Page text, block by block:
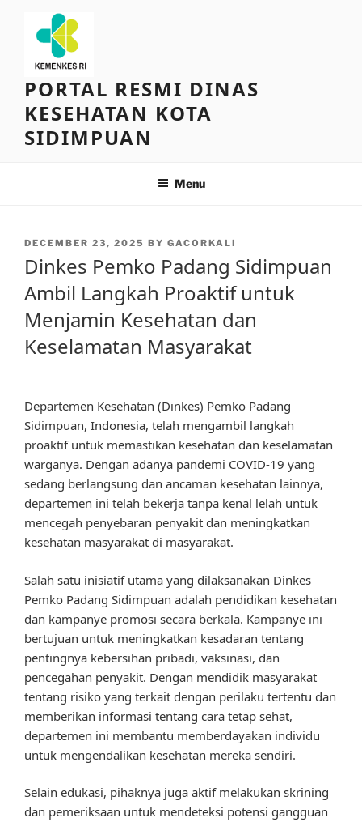
content
PORTAL RESMI DINAS
KESEHATAN KOTA
SIDIMPUAN
Menu
POSTED
DECEMBER 23, 2025 BY GACORKALI
Dinkes Pemko Padang Sidimpuan
Ambil Langkah Proaktif untuk
Menjamin Kesehatan dan
Keselamatan Masyarakat
Departemen Kesehatan (Dinkes) Pemko Padang
Sidimpuan, Indonesia, telah mengambil langkah
proaktif untuk memastikan kesehatan dan keselamatan
warganya. Dengan adanya pandemi COVID-19 yang
sedang berlangsung dan ancaman kesehatan lainnya,
departemen ini telah bekerja tanpa kenal lelah untuk
mencegah penyebaran penyakit dan meningkatkan
kesehatan masyarakat di masyarakat.
Salah satu inisiatif utama yang dilaksanakan Dinkes
Pemko Padang Sidimpuan adalah pendidikan kesehatan
dan kampanye promosi secara berkala. Kampanye ini
bertujuan untuk meningkatkan kesadaran tentang
pentingnya kebersihan pribadi, vaksinasi, dan
pencegahan penyakit. Dengan mendidik masyarakat
tentang risiko yang terkait dengan perilaku tertentu dan
memberikan informasi tentang cara tetap sehat,
departemen ini membantu memberdayakan individu
untuk mengendalikan kesehatan mereka sendiri.
Selain edukasi, pihaknya juga aktif melakukan skrining
dan pemeriksaan untuk mendeteksi potensi gangguan